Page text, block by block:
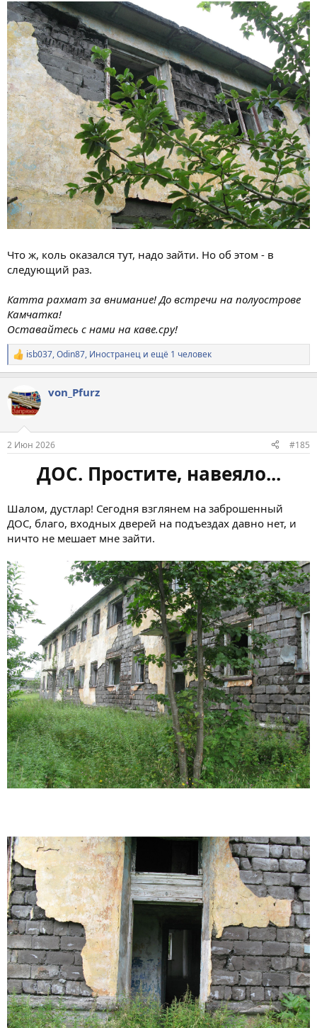
Что ж, коль оказался тут, надо зайти. Но об этом - в
следующий раз.
Катта рахмат за внимание! До встречи на полуострове
Камчатка!
Оставайтесь с нами на каве.сру!
Р
е
к
ц
и
isb037,Odin87, Иностранец и ещё 1 человек
von_Pfurz
2 Июн 2026 #185
ДОС. Простите, навеяло...
Шалом, дустлар! Сегодня взглянем на заброшенный
ДОС, благо, входных дверей на подъездах давно нет, и
ничто не мешает мне зайти.